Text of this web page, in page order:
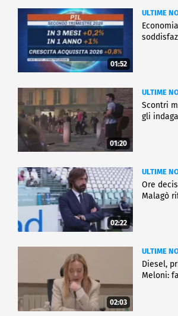
01:52
ULTIME
01:20
ULTIME
Scontri
gli
02:22
ULTIME
Ore
Malagò
02:03
ULTIME
Diesel,
Meloni: